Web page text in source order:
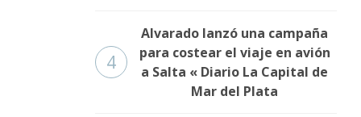
4
Alvarado lanzó una campaña
para costear el viaje en avión
a Salta « Diario La Capital de
Mar del Plata